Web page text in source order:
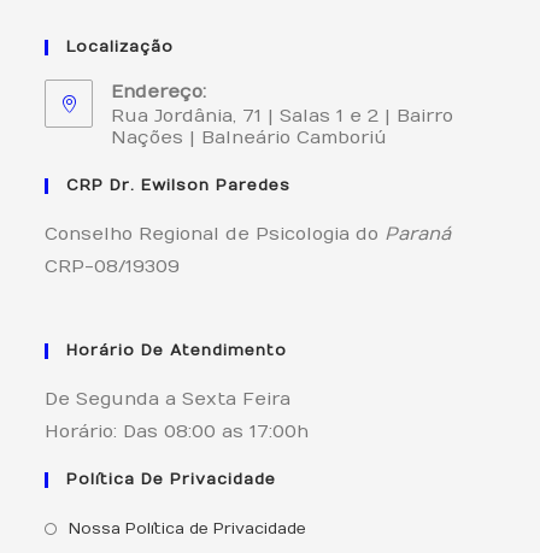
Localização
Endereço:
Rua Jordânia, 71 | Salas 1 e 2 | Bairro
Nações | Balneário Camboriú
CRP Dr. Ewilson Paredes
Conselho Regional de Psicologia do Paraná
CRP-08/19309
Horário De Atendimento
De Segunda a Sexta Feira
Horário: Das 08:00 as 17:00h
Política De Privacidade
Nossa Política de Privacidade